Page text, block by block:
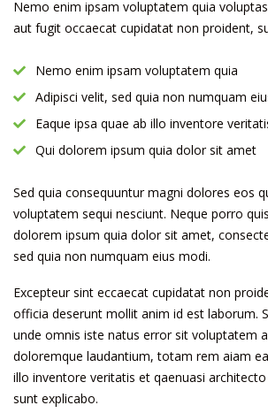
Nemo enim ipsam voluptatem quia
aut fugit occaecat cupidatat non proident,
Nemo enim ipsam voluptatem quia
Adipisci velit, sed quia non numquam
Eaque ipsa quae ab illo inventore
Qui dolorem ipsum quia dolor sit amet
Sed quia consequuntur magni dolores eos
voluptatem sequi nesciunt. Neque porro
dolorem ipsum quia dolor sit amet,
sed quia non numquam eius modi.
Excepteur sint eccaecat cupidatat non
officia deserunt mollit anim id est laborum.
unde omnis iste natus error sit voluptatem
doloremque laudantium, totam rem aiam
illo inventore veritatis et qaenuasi
sunt explicabo.